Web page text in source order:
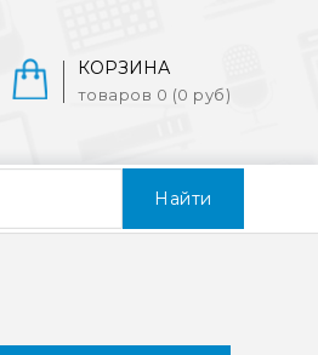
Найти
КОРЗИНА
товаров 0 (0 руб)